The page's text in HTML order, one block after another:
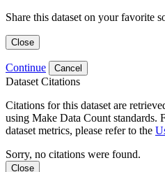
Share this dataset on your favorite
Close
Continue Cancel
Dataset Citations
Citations for this dataset are
using Make Data Count standards.
dataset metrics, please refer to the
Sorry, no citations were found.
Close